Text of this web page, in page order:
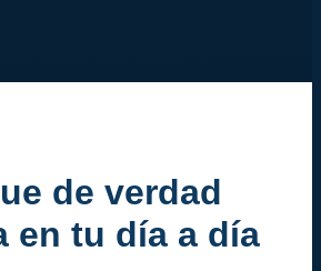
de verdad
en tu día a día